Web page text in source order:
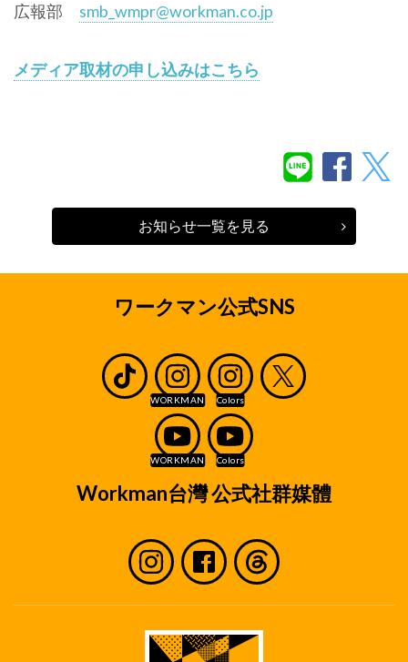
広報部 smb_wmpr@workman.co.jp
メディア取材の申し込みはこちら
お知らせ一覧を見る
ワークマン公式SNS
Workman台灣 公式社群媒體